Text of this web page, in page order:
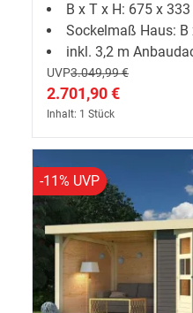
Anbaudach +
B x T x H: 675 x
Sockelmaß Haus:
inkl. 3,2 m
UVP3.049,99 €
2.701,90 €
Inhalt: 1 Stück
-11% UVP